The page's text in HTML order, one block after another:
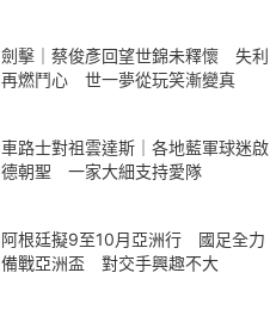
劍擊｜蔡俊彥回望世錦未釋懷 失利
再燃鬥心 世一夢從玩笑漸變真
車路士對祖雲達斯｜各地藍軍球迷啟
德朝聖 一家大細支持愛隊
阿根廷擬9至10月亞洲行 國足全力
備戰亞洲盃 對交手興趣不大